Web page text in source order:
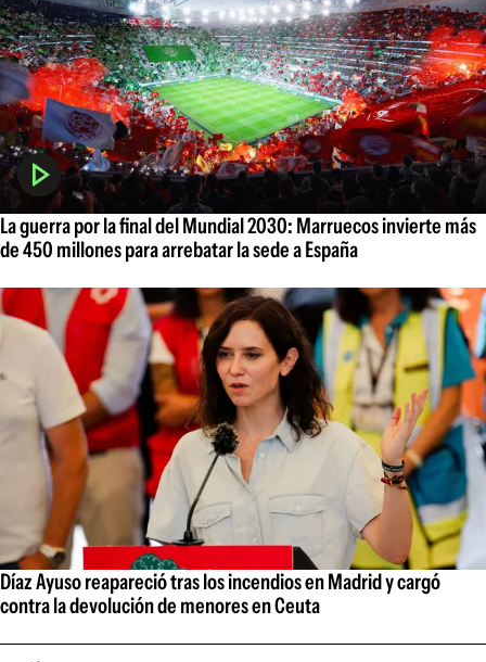
La guerra por la final del Mundial 2030: Marruecos invierte más
de 450 millones para arrebatar la sede a España
Díaz Ayuso reapareció tras los incendios en Madrid y cargó
contra la devolución de menores en Ceuta